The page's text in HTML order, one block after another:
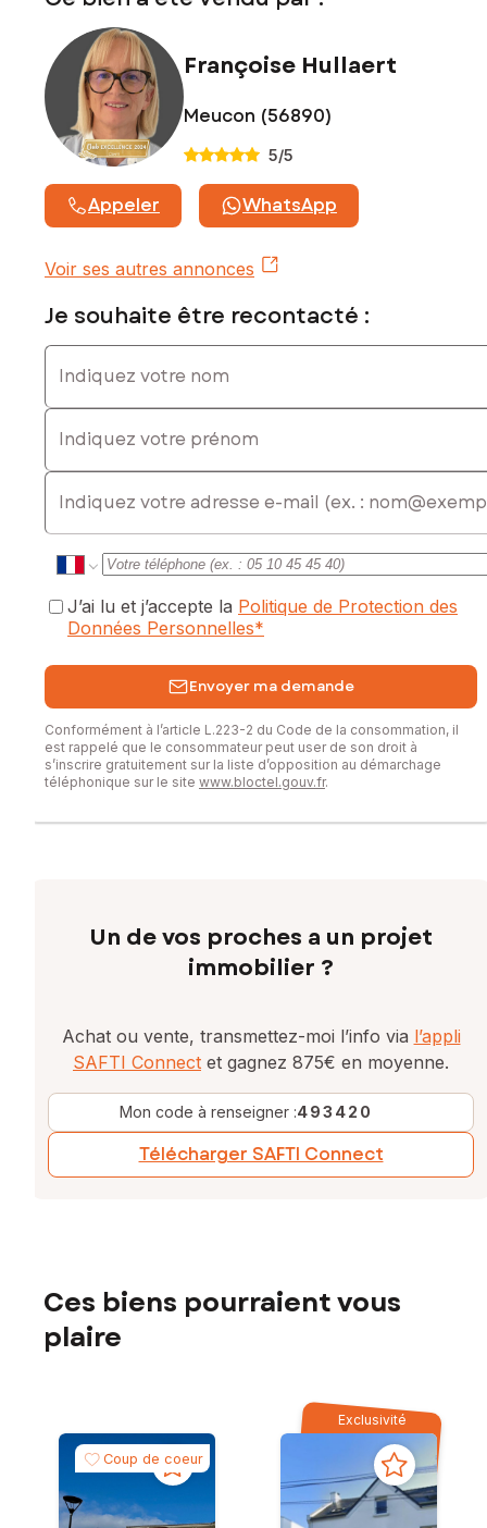
Françoise Hullaert
Meucon (56890)
5/5
Appeler WhatsApp
Voir ses autres annonces
Je souhaite être recontacté :
Indiquez votre nom
Indiquez votre prénom
E-mail
J’ai lu et j’accepte la Politique de Protection des
Données Personnelles*
Envoyer ma demande
Conformément à l’article L.223-2 du Code de la consommation, il
est rappelé que le consommateur peut user de son droit à
s’inscrire gratuitement sur la liste d’opposition au démarchage
téléphonique sur le site www.bloctel.gouv.fr.
Un de vos proches a un projet
immobilier ?
Achat ou vente, transmettez-moi l’info via l’appli
SAFTI Connect et gagnez 875€ en moyenne.
Mon code à renseigner :493420
Télécharger SAFTI Connect
Ces biens pourraient vous
plaire
Coup de coeur
Exclusivité